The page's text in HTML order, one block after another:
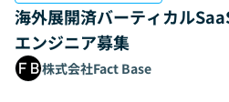
海外展開済バーティカル
エンジニア募集
株式会社Fact Base